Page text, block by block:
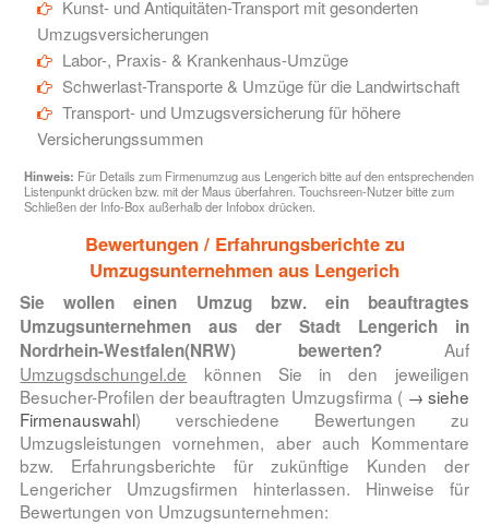
Kunst- und Antiquitäten-Transport mit gesonderten
Umzugsversicherungen
Labor-, Praxis- & Krankenhaus-Umzüge
Schwerlast-Transporte & Umzüge für die Landwirtschaft
Transport- und Umzugsversicherung für höhere
Versicherungssummen
Hinweis: Für Details zum Firmenumzug aus Lengerich bitte auf den entsprechenden
Listenpunkt drücken bzw. mit der Maus überfahren. Touchsreen-Nutzer bitte zum
Schließen der Info-Box außerhalb der Infobox drücken.
Bewertungen / Erfahrungsberichte zu
Umzugsunternehmen aus Lengerich
Sie wollen einen Umzug bzw. ein beauftragtes
Umzugsunternehmen aus der Stadt Lengerich in
Nordrhein-Westfalen(NRW) bewerten? Auf
Umzugsdschungel.de können Sie in den jeweiligen
Besucher-Profilen der beauftragten Umzugsfirma (→ siehe
Firmenauswahl) verschiedene Bewertungen zu
Umzugsleistungen vornehmen, aber auch Kommentare
bzw. Erfahrungsberichte für zukünftige Kunden der
Lengericher Umzugsfirmen hinterlassen. Hinweise für
Bewertungen von Umzugsunternehmen: